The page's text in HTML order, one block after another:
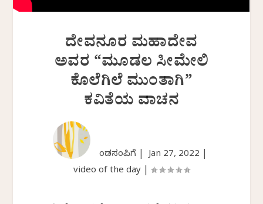
ದೇವನೂರ ಮಹಾದೇವ
ಅವರ “ಮೂಡಲ ಸೀಮೇಲಿ
ಕೊಲೆಗಿಲೆ ಮುಂತಾಗಿ”
ಕವಿತೆಯ ವಾಚನ
ಕೆಂಡಸಂಪಿಗೆ |Jan 27, 2022
video of the day